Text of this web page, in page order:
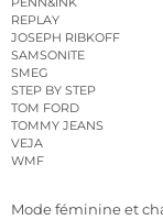
REPLAY
JOSEPH RIBKOFF
SAMSONITE
SMEG
STEP BY STEP
TOM FORD
TOMMY JEANS
VEJA
WMF
Mode féminine et